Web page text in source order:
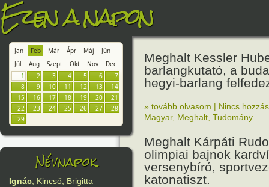
Ezen a napon
Jan Feb Már Ápr Máj
Jún
Júl
Aug Szept Okt Nov
Dec
1
2 3 4 5 6
7
8
9 10 11 12 13
14
15
16 17 18 19 20
21
22
23 24 25 26 27
28
29
Névnapok
Ignác, Kincső, Brigitta
Meghalt Kessler
barlangkutató, a
hegyi-barlang
» tovább olvasom | Nincs
Magyar, Meghalt Tudomány
Meghalt Kárpáti
olimpiai bajnok
versenybíró,
katonatiszt.